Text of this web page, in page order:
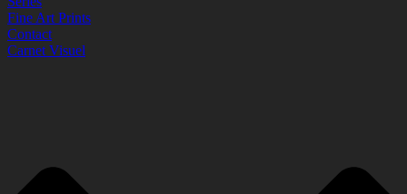
Fine Art Prints
Contact
Carnet Visuel